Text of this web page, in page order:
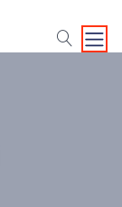
search